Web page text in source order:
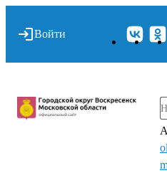
Войти